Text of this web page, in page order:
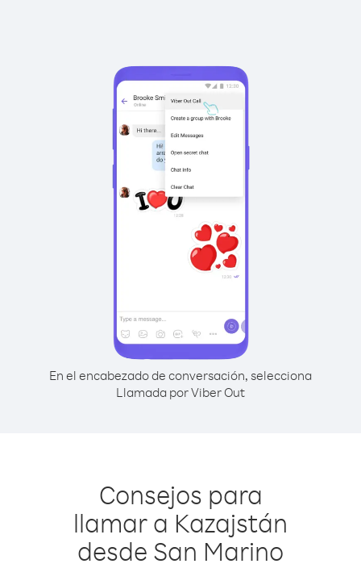
En el encabezado de conversación, selecciona
Llamada por Viber Out
Consejos para
llamar a Kazajstán
desde San Marino